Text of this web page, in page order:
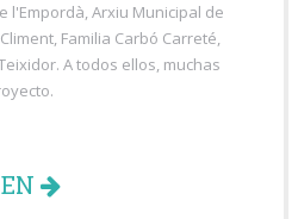
l'Empordà, Arxiu Municipal de
Familia Carbó Carreté,
A todos ellos, muchas